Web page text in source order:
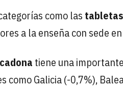
como las
a la enseña con sede
tiene una
como Galicia (-0,7%),